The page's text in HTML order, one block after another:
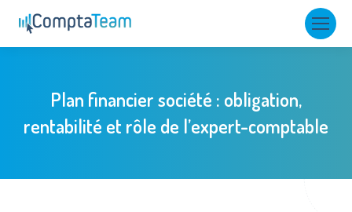
Plan financier société : obligation,
rentabilité et rôle de l’expert-comptable